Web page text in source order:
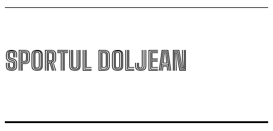
SPORTUL DOLJEAN